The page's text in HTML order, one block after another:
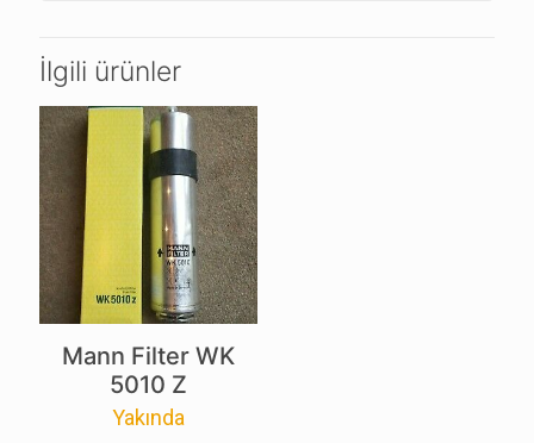
İlgili ürünler
Mann Filter WK
5010 Z
Yakında